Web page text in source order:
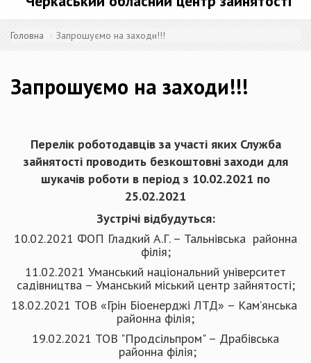
Головна Запрошуємо на заходи!!!
Запрошуємо на заходи!!!
Перелік роботодавців за участі яких Служба
зайнятості проводить безкоштовні заходи для
шукачів роботи в період з 10.02.2021 по
25.02.2021
Зустрічі відбудуться:
10.02.2021 ФОП Гладкий А.Г. – Тальнівська районна
філія;
11.02.2021 Уманський національний університет
садівництва – Уманський міський центр зайнятості;
18.02.2021 ТОВ «Грін Біоенерджі ЛТД» – Кам’янська
районна філія;
19.02.2021 ТОВ "Продсільпром" – Драбівська
районна філія;